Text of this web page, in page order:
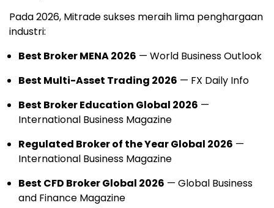
Pada 2026, Mitrade sukses meraih lima penghargaan
industri:
Best Broker MENA 2026 — World Business Outlook
Best Multi-Asset Trading 2026 — FX Daily Info
Best Broker Education Global 2026 —
International Business Magazine
Regulated Broker of the Year Global 2026 —
International Business Magazine
Best CFD Broker Global 2026 — Global Business
and Finance Magazine